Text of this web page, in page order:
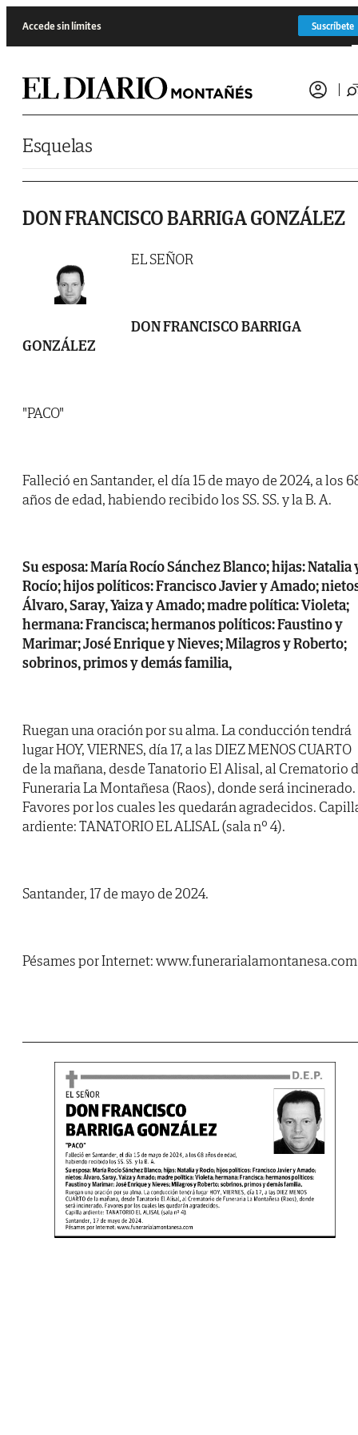
Accede sin límites Suscríbete
Esquelas
DON FRANCISCO BARRIGA GONZÁLEZ
EL SEÑOR
DON FRANCISCO BARRIGA
GONZÁLEZ
"PACO"
Falleció en Santander, el día 15 de mayo de 2024, a los
años de edad, habiendo recibido los SS. SS. y la B. A.
Su esposa: María Rocío Sánchez Blanco; hijas: Natalia
Rocío; hijos políticos: Francisco Javier y Amado;
Álvaro, Saray, Yaiza y Amado; madre política: Violeta;
hermana: Francisca; hermanos políticos: Faustino y
Marimar; José Enrique y Nieves; Milagros y Roberto;
sobrinos, primos y demás familia,
Ruegan una oración por su alma. La conducción tendrá
lugar HOY, VIERNES, día 17, a las DIEZ MENOS CUARTO
de la mañana, desde Tanatorio El Alisal, al Crematorio
Funeraria La Montañesa (Raos), donde será incinerado.
Favores por los cuales les quedarán agradecidos.
ardiente: TANATORIO EL ALISAL (sala nº 4).
Santander, 17 de mayo de 2024.
Pésames por Internet: www.funerarialamontanesa.com